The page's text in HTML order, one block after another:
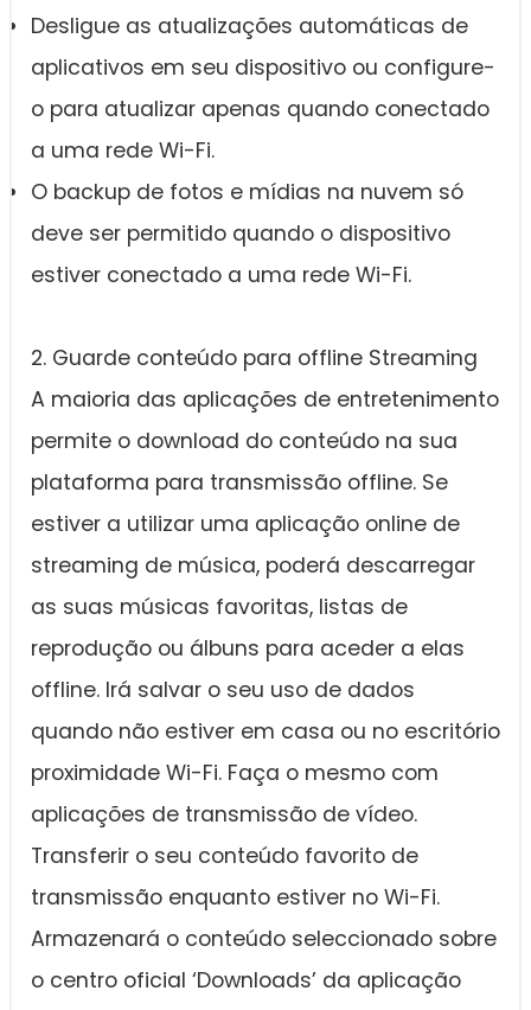
Desligue as atualizações automáticas de
aplicativos em seu dispositivo ou configure-
o para atualizar apenas quando conectado
a uma rede Wi-Fi.
O backup de fotos e mídias na nuvem só
deve ser permitido quando o dispositivo
estiver conectado a uma rede Wi-Fi.
2. Guarde conteúdo para offline Streaming
A maioria das aplicações de entretenimento
permite o download do conteúdo na sua
plataforma para transmissão offline. Se
estiver a utilizar uma aplicação online de
streaming de música, poderá descarregar
as suas músicas favoritas, listas de
reprodução ou álbuns para aceder a elas
offline. Irá salvar o seu uso de dados
quando não estiver em casa ou no escritório
proximidade Wi-Fi. Faça o mesmo com
aplicações de transmissão de vídeo.
Transferir o seu conteúdo favorito de
transmissão enquanto estiver no Wi-Fi.
Armazenará o conteúdo seleccionado sobre
o centro oficial ‘Downloads’ da aplicação